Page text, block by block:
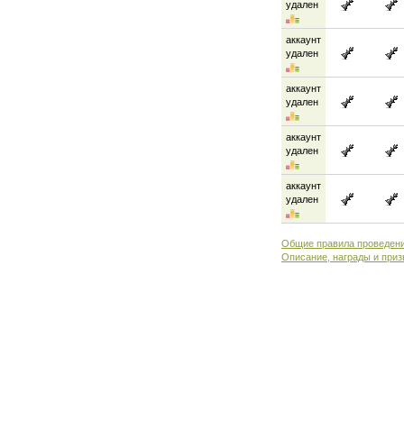
удален
аккаунт
удален
аккаунт
удален
аккаунт
удален
аккаунт
удален
Общие правила
Описание, награды и